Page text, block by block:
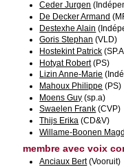
Ceder Jurgen
De Decker Armand
Destexhe Alain
Goris Stephan (VLD)
Hostekint Patrick
Hotyat Robert(PS)
Lizin Anne-Marie
Mahoux Philippe (PS)
Moens Guy (sp.a)
Swaelen Frank (CVP)
Thijs Erika (CD&V)
Willame-Boonen
membre avec voix
Anciaux Bert(Vooruit)